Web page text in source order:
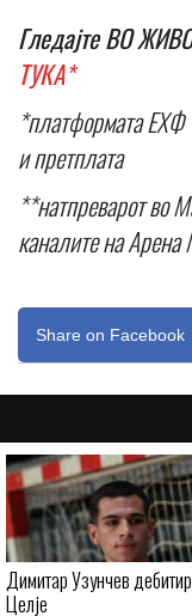
Гледајте ВО
ТУКА*
*платформата ЕХФ
и претплата
**натпреварот во
каналите на Арена
Share on Facebook
Димитар Узунчев
Целје